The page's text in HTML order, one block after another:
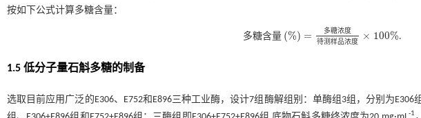
按如下公式计算多糖含量：
多糖含量 (%) = 多糖浓度
待测样品浓度
× 100%
多糖 含量 % =多糖 浓度待测样品 浓度 ×100
.
1.5 低分子量石斛多糖的制备
选取目前应用广泛的E306、E752和E896三种工业酶，设计7组酶解组别：单酶组3组，分别为E306
-1